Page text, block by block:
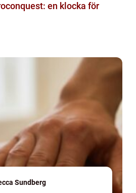
en klocka för
Sundberg